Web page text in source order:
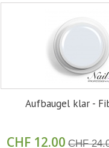
Aufbaugel klar -
CHF 12.00 CHF